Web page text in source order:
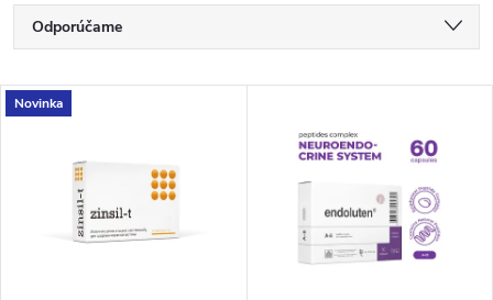
R
a
Odporúčame
Najdrahšie
Najpredávanejšie
Abecedne
V
Novinka